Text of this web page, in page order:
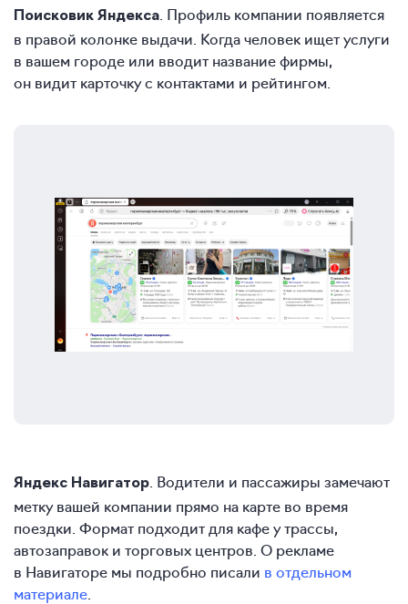
Поисковик Яндекса . Профиль компании появляется
в правой колонке выдачи. Когда человек ищет услуги
в вашем городе или вводит название фирмы,
он видит карточку с контактами и рейтингом.
Яндекс Навигатор . Водители и пассажиры замечают
метку вашей компании прямо на карте во время
поездки. Формат подходит для кафе у трассы,
автозаправок и торговых центров. О рекламе
в Навигаторе мы подробно писали в отдельном
материале